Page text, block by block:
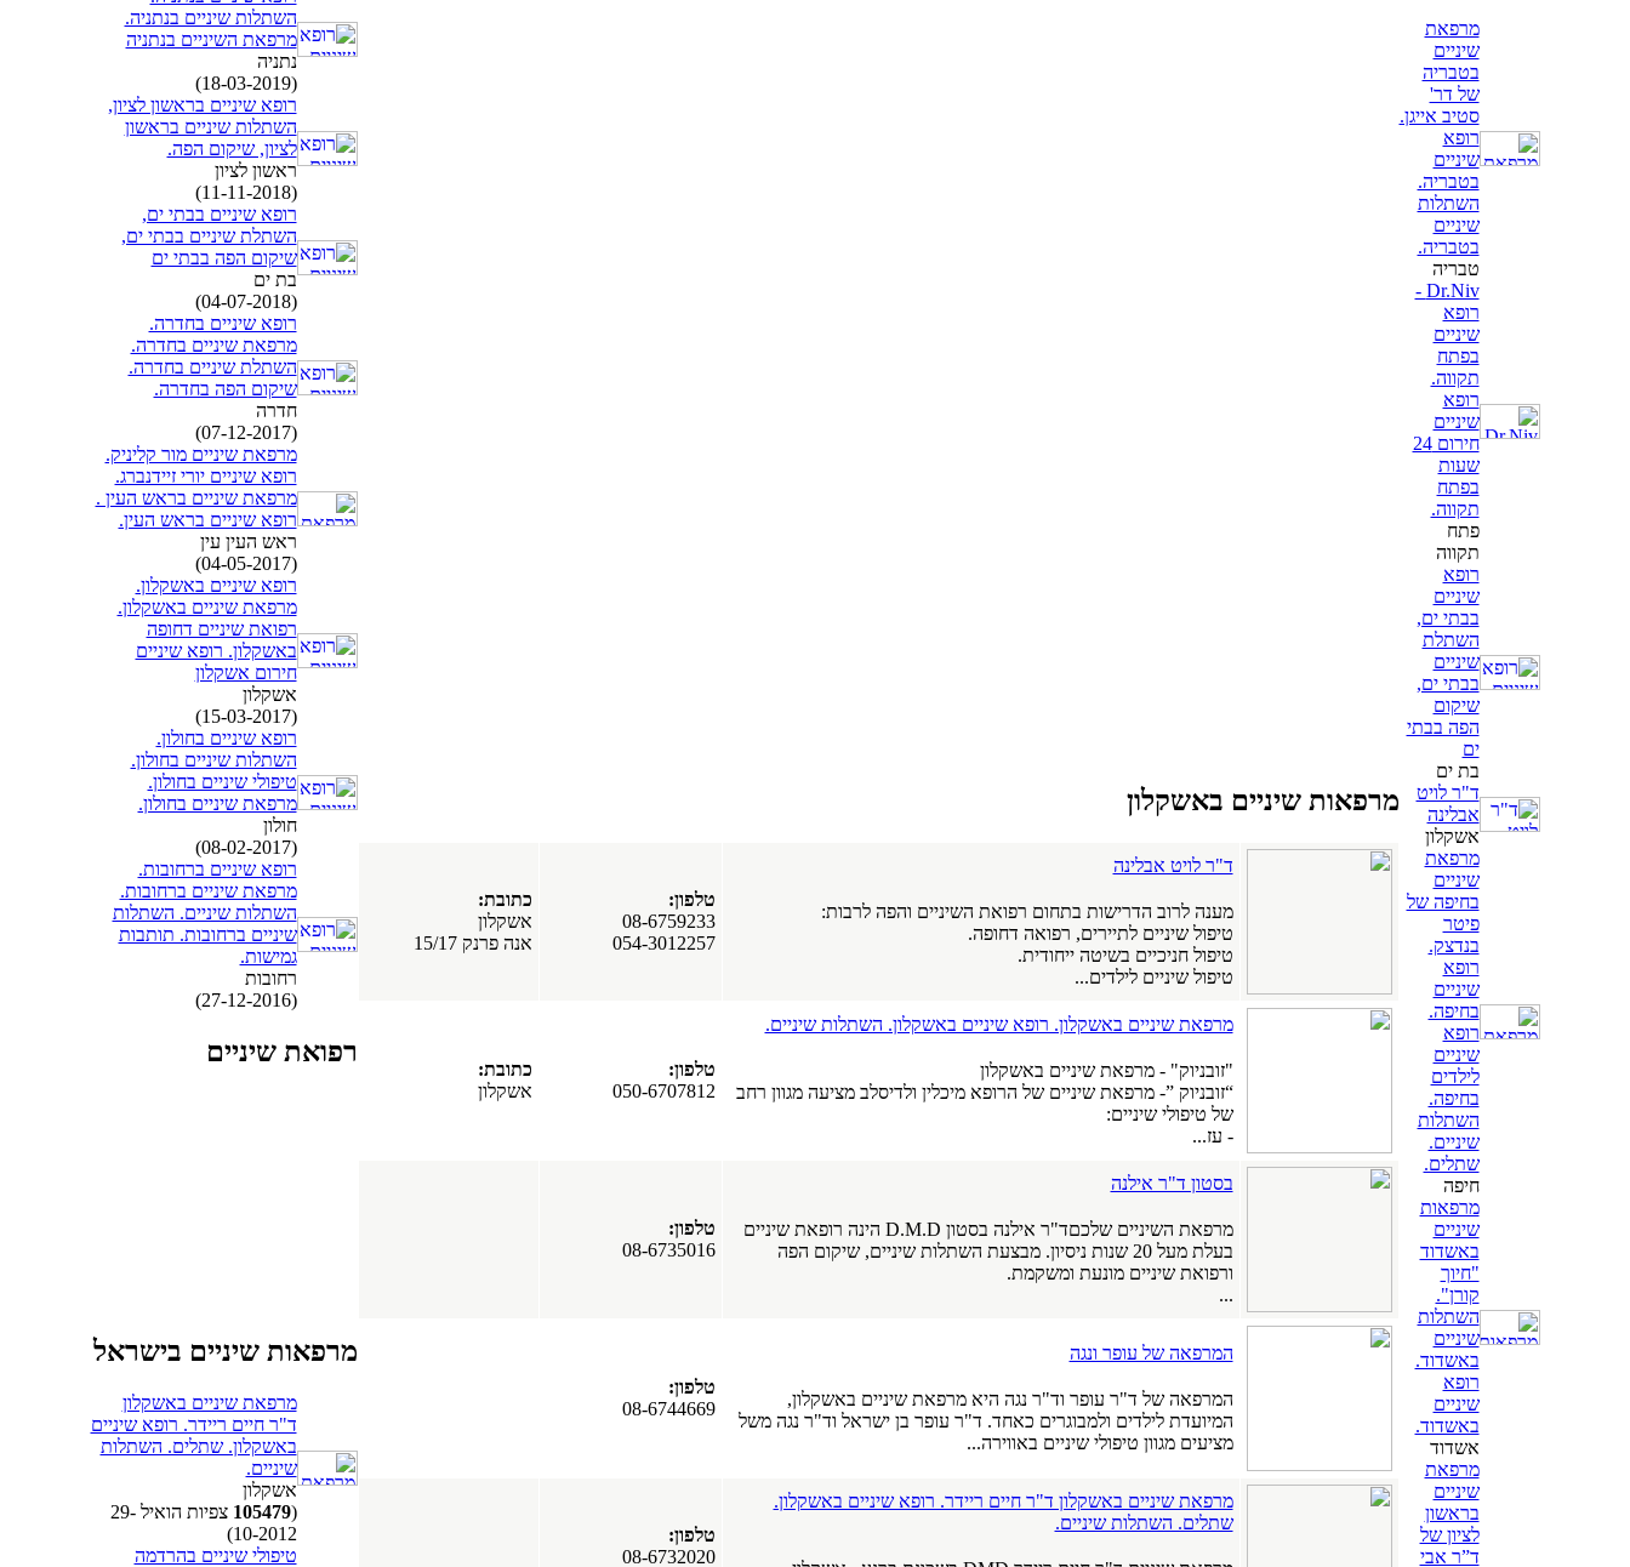
מרפאת
שיניים
בטבריה
של דר'
סטיב אייגן.
רופא
שיניים
בטבריה.
השתלות
שיניים
בטבריה.
טבריה
Dr.Niv -
רופא
שיניים
בפתח
תקווה.
רופא
שיניים
חירום 24
שעות
בפתח
תקווה.
פתח
תקווה
רופא
שיניים
בבתי ים,
השתלת
שיניים
בבתי ים,
שיקום
הפה בבתי
ים
בת ים
ד"ר לויט
אבלינה
אשקלון
מרפאת
שיניים
בחיפה של
פיטר
בנדצק.
רופא
שיניים
בחיפה.
רופא
שיניים
לילדים
בחיפה.
השתלות
שיניים.
שתלים.
חיפה
מרפאות
שיניים
באשדוד
"חיוך
קורן".
השתלות
שיניים
באשדוד.
רופא
שיניים
באשדוד.
אשדוד
מרפאת
שיניים
בראשון
לציון של
ד”ר אבי
מרפאות שיניים באשקלון
ד"ר לויט אבלינה
מענה לרוב הדרישות בתחום רפואת השיניים והפה לרבות:
טיפול שיניים לתיירים, רפואה דחופה.
טיפול חניכיים בשיטה ייחודית.
טיפול שיניים לילדים...
טלפון:
08-6759233
054-3012257
כתובת:
אשקלון
אנה פרנק 15/17
מרפאת שיניים באשקלון. רופא שיניים באשקלון. השתלות שיניים.
"זובניוק" - מרפאת שיניים באשקלון
“זובניוק ”- מרפאת שיניים של הרופא מיכלין ולדיסלב מציעה מגוון רחב
של טיפולי שיניים:
- עז...
טלפון:
050-6707812
כתובת:
אשקלון
בסטון ד"ר אילנה
מרפאת השיניים שלכםד"ר אילנה בסטון D.M.D הינה רופאת שיניים
בעלת מעל 20 שנות ניסיון. מבצעת השתלות שיניים, שיקום הפה
ורפואת שיניים מונעת ומשקמת.
...
טלפון:
08-6735016
המרפאה של עופר ונגה
המרפאה של ד"ר עופר וד"ר נגה היא מרפאת שיניים באשקלון,
המיועדת לילדים ולמבוגרים כאחד. ד"ר עופר בן ישראל וד"ר נגה משל
מציעים מגוון טיפולי שיניים באווירה...
טלפון:
08-6744669
מרפאת שיניים באשקלון ד"ר חיים ריידר. רופא שיניים באשקלון.
שתלים. השתלות שיניים.
טלפון:
08-6732020
השתלות שיניים בנתניה.
מרפאת השיניים בנתניה
נתניה
(18-03-2019)
רופא שיניים בראשון לציון,
השתלות שיניים בראשון
לציון, שיקום הפה.
ראשון לציון
(11-11-2018)
רופא שיניים בבתי ים,
השתלת שיניים בבתי ים,
שיקום הפה בבתי ים
בת ים
(04-07-2018)
רופא שיניים בחדרה.
מרפאת שיניים בחדרה.
השתלת שיניים בחדרה.
שיקום הפה בחדרה.
חדרה
(07-12-2017)
מרפאת שיניים מור קליניק.
רופא שיניים יורי זיידנברג.
מרפאת שיניים בראש העין .
רופא שיניים בראש העין.
ראש העין עין
(04-05-2017)
רופא שיניים באשקלון.
מרפאת שיניים באשקלון.
רפואת שיניים דחופה
באשקלון. רופא שיניים
חירום אשקלון
אשקלון
(15-03-2017)
רופא שיניים בחולון.
השתלות שיניים בחולון.
טיפולי שיניים בחולון.
מרפאת שיניים בחולון.
חולון
(08-02-2017)
רופא שיניים ברחובות.
מרפאת שיניים ברחובות.
השתלות שיניים. השתלות
שיניים ברחובות. תותבות
גמישות.
רחובות
(27-12-2016)
רפואת שיניים
מרפאות שיניים בישראל
מרפאת שיניים באשקלון
ד"ר חיים ריידר. רופא שיניים
באשקלון. שתלים. השתלות
שיניים.
אשקלון
(
105479
צפיות הואיל 29-
10-2012)
טיפולי שיניים בהרדמה